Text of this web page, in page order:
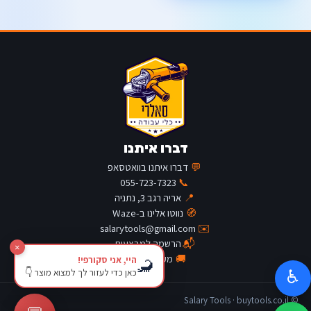
דברו איתנו
💬 דברו איתנו בוואטסאפ
📞
055-723-7323
📍 אריה רגב 3, נתניה
🧭 נווטו אלינו ב-Waze
✉️
salarytools@gmail.com
📬הרשמה למבצעים
🚚 מעקב משלוח
© Salary Tools · buytools.co.il
♿
×
🦂היי, אני סקורפי!
כאן כדי לעזור לך למצוא מוצר 👇